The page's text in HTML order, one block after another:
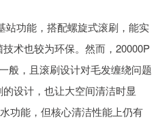
站功能，搭配螺旋式滚刷，能实
术也较为环保。然而，20000P
般，且滚刷设计对毛发缠绕问题
设计，也让大空间清洁时显
功能，但核心清洁性能上仍有